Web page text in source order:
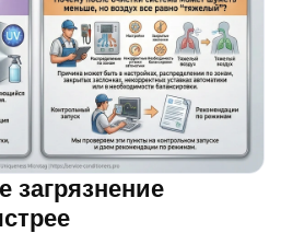
загрязнение